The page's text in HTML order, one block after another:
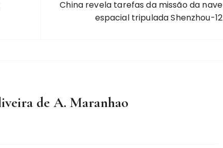
China revela tarefas da missão da nave
espacial tripulada Shenzhou-12
de A. Maranhao